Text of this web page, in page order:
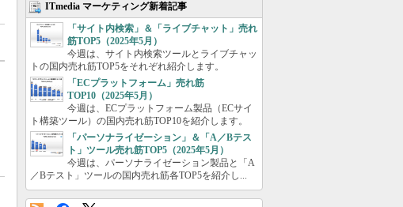
ITmedia マーケティング新着記事
「サイト内検索」＆「ライブチャット」売れ
筋TOP5（2025年5月）
今週は、サイト内検索ツールとライブチャッ
トの国内売れ筋TOP5をそれぞれ紹介します。
「ECプラットフォーム」売れ筋
TOP10（2025年5月）
今週は、ECプラットフォーム製品（ECサイ
ト構築ツール）の国内売れ筋TOP10を紹介します。
「パーソナライゼーション」＆「A／Bテス
ト」ツール売れ筋TOP5（2025年5月）
今週は、パーソナライゼーション製品と「A
／Bテスト」ツールの国内売れ筋各TOP5を紹介し...